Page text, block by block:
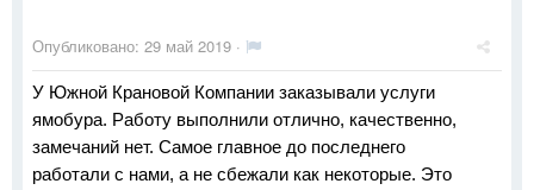
Опубликовано: 29 май 2019 ·
У Южной Крановой Компании заказывали услуги
ямобура. Работу выполнили отлично, качественно,
замечаний нет. Самое главное до последнего
работали с нами, а не сбежали как некоторые. Это